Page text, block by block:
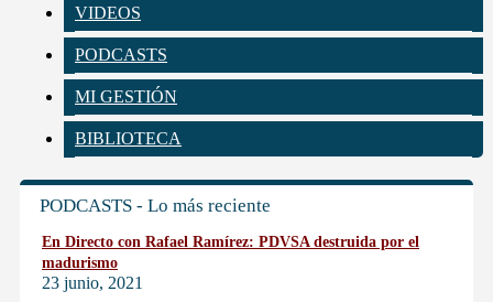
VIDEOS
PODCASTS
MI GESTIÓN
BIBLIOTECA
PODCASTS - Lo más reciente
En Directo con Rafael Ramírez: PDVSA destruida por el
madurismo
23 junio, 2021